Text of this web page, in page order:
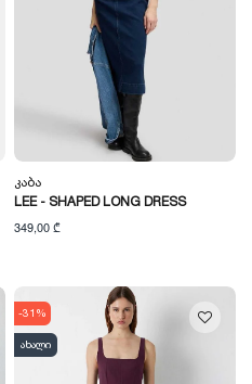
Კაბა
LEE - SHAPED LONG DRESS
349,00 ₾
-31%
ახალი